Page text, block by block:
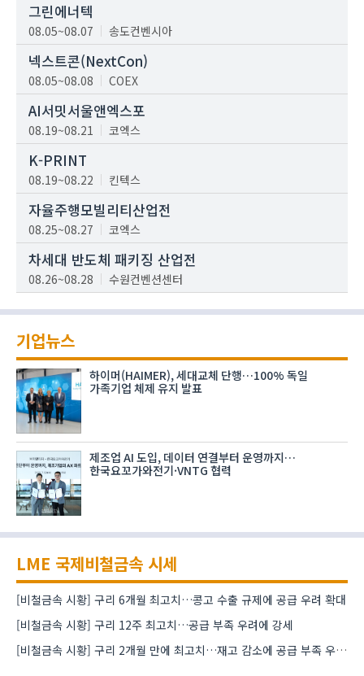
그린에너텍
08.05~08.07 송도컨벤시아
넥스트콘(NextCon)
08.05~08.08 COEX
AI서밋서울앤엑스포
08.19~08.21 코엑스
K-PRINT
08.19~08.22 킨텍스
자율주행모빌리티산업전
08.25~08.27 코엑스
차세대 반도체 패키징 산업전
08.26~08.28 수원컨벤션센터
기업뉴스
하이머(HAIMER), 세대교체 단행…100% 독일
가족기업 체제 유지 발표
제조업 AI 도입, 데이터 연결부터 운영까지…
한국요꼬가와전기·VNTG 협력
LME 국제비철금속 시세
[비철금속 시황] 구리 6개월 최고치…콩고 수출 규제에 공급 우려 확대
[비철금속 시황] 구리 12주 최고치…공급 부족 우려에 강세
[비철금속 시황] 구리 2개월 만에 최고치…재고 감소에 공급 부족 우려 확대